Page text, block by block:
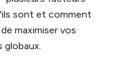
sont et comment
maximiser vos